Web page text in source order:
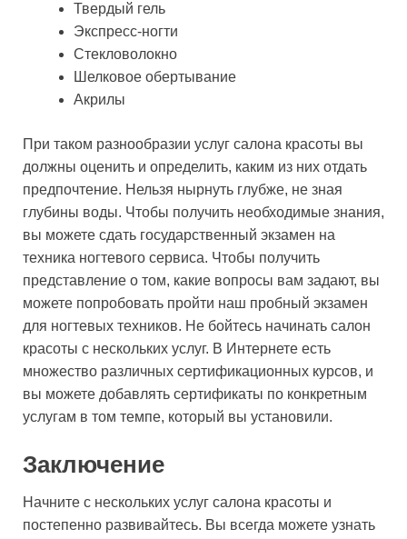
Твердый гель
Экспресс-ногти
Стекловолокно
Шелковое обертывание
Акрилы
При таком разнообразии услуг салона красоты вы
должны оценить и определить, каким из них отдать
предпочтение. Нельзя нырнуть глубже, не зная
глубины воды. Чтобы получить необходимые знания,
вы можете сдать государственный экзамен на
техника ногтевого сервиса. Чтобы получить
представление о том, какие вопросы вам задают, вы
можете попробовать пройти наш пробный экзамен
для ногтевых техников. Не бойтесь начинать салон
красоты с нескольких услуг. В Интернете есть
множество различных сертификационных курсов, и
вы можете добавлять сертификаты по конкретным
услугам в том темпе, который вы установили.
Заключение
Начните с нескольких услуг салона красоты и
постепенно развивайтесь. Вы всегда можете узнать